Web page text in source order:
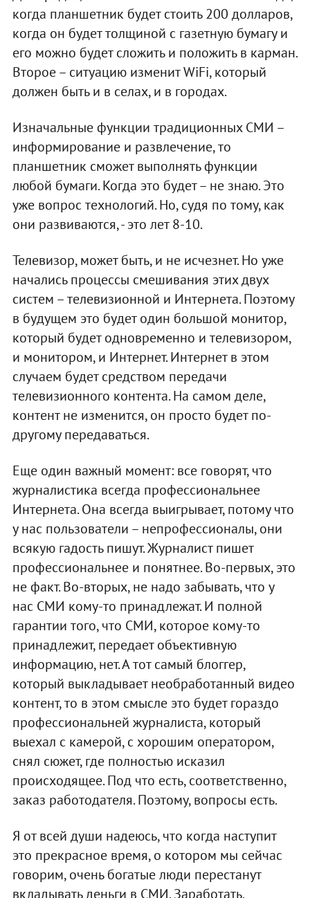
когда планшетник будет стоить 200 долларов,
когда он будет толщиной с газетную бумагу и
его можно будет сложить и положить в карман.
Второе – ситуацию изменит WiFi, который
должен быть и в селах, и в городах.
Изначальные функции традиционных СМИ –
информирование и развлечение, то
планшетник сможет выполнять функции
любой бумаги. Когда это будет – не знаю. Это
уже вопрос технологий. Но, судя по тому, как
они развиваются, - это лет 8-10.
Телевизор, может быть, и не исчезнет. Но уже
начались процессы смешивания этих двух
систем – телевизионной и Интернета. Поэтому
в будущем это будет один большой монитор,
который будет одновременно и телевизором,
и монитором, и Интернет. Интернет в этом
случаем будет средством передачи
телевизионного контента. На самом деле,
контент не изменится, он просто будет по-
другому передаваться.
Еще один важный момент: все говорят, что
журналистика всегда профессиональнее
Интернета. Она всегда выигрывает, потому что
у нас пользователи – непрофессионалы, они
всякую гадость пишут. Журналист пишет
профессиональнее и понятнее. Во-первых, это
не факт. Во-вторых, не надо забывать, что у
нас СМИ кому-то принадлежат. И полной
гарантии того, что СМИ, которое кому-то
принадлежит, передает объективную
информацию, нет. А тот самый блоггер,
который выкладывает необработанный видео
контент, то в этом смысле это будет гораздо
профессиональней журналиста, который
выехал с камерой, с хорошим оператором,
снял сюжет, где полностью исказил
происходящее. Под что есть, соответственно,
заказ работодателя. Поэтому, вопросы есть.
Я от всей души надеюсь, что когда наступит
это прекрасное время, о котором мы сейчас
говорим, очень богатые люди перестанут
вкладывать деньги в СМИ. Заработать,